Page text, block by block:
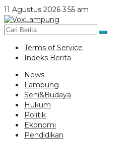
Lewati
ke
konten
11 Agustus 2026 3:55 am
Terms of Service
Indeks Berita
News
Lampung
Seni&Budaya
Hukum
Politik
Ekonomi
Pendidikan